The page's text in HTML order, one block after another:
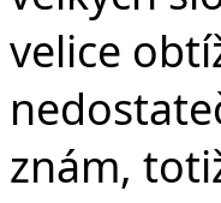
velice
znám,